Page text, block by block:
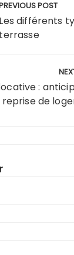
POST
Les différents
terrasse
:
reprise de